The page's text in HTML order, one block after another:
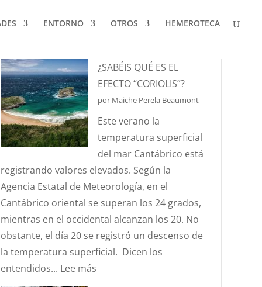
ENTORNO OTROS HEMEROTECA
¿SABÉIS QUÉ ES EL
EFECTO “CORIOLIS”?
por Maiche Perela Beaumont
Este verano la
temperatura superficial
del mar Cantábrico está
registrando valores elevados. Según la
Agencia Estatal de Meteorología, en el
Cantábrico oriental se superan los 24 grados,
mientras en el occidental alcanzan los 20. No
obstante, el día 20 se registró un descenso de
la temperatura superficial. Dicen los
entendidos... Lee más